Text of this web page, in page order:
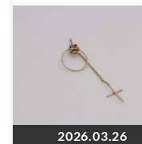
2026.03.26